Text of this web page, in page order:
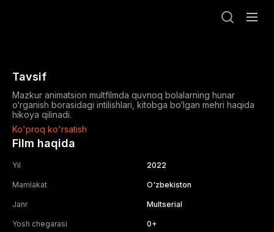
Tavsif
Mazkur animatsion multfilmda quvnoq bolalarning hunar
o‘rganish borasidagi intilishlari, kitobga bo‘lgan mehri haqida
hikoya qilinadi.
Ko'proq ko'rsatish
Film haqida
Yil 2022
Mamlakat O'zbekiston
Janr Multserial
Yosh chegarasi 0+